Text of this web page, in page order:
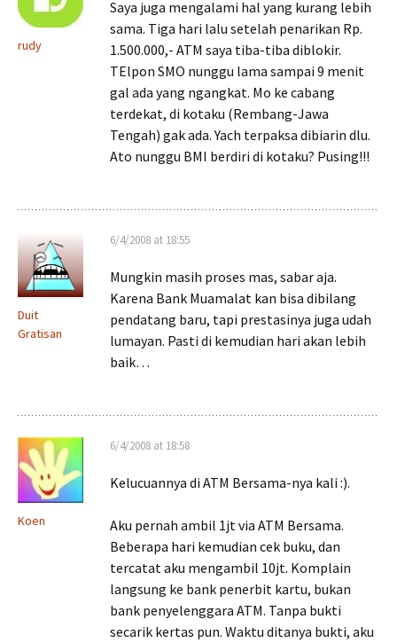
rudy
Saya juga mengalami hal yang kurang lebih
sama. Tiga hari lalu setelah penarikan Rp.
1.500.000,- ATM saya tiba-tiba diblokir.
TElpon SMO nunggu lama sampai 9 menit
gal ada yang ngangkat. Mo ke cabang
terdekat, di kotaku (Rembang-Jawa
Tengah) gak ada. Yach terpaksa dibiarin dlu.
Ato nunggu BMI berdiri di kotaku? Pusing!!!
Duit
Gratisan
6/4/2008 at 18:55
Mungkin masih proses mas, sabar aja.
Karena Bank Muamalat kan bisa dibilang
pendatang baru, tapi prestasinya juga udah
lumayan. Pasti di kemudian hari akan lebih
baik…
Koen
6/4/2008 at 18:58
Kelucuannya di ATM Bersama-nya kali :).
Aku pernah ambil 1jt via ATM Bersama.
Beberapa hari kemudian cek buku, dan
tercatat aku mengambil 10jt. Komplain
langsung ke bank penerbit kartu, bukan
bank penyelenggara ATM. Tanpa bukti
secarik kertas pun. Waktu ditanya bukti, aku